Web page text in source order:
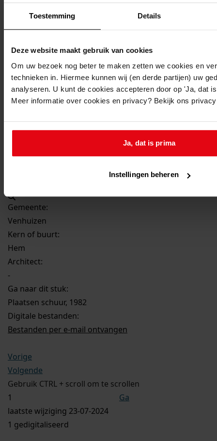
Toestemming Details
Deze website maakt gebruik van cookies
Om uw bezoek nog beter te maken zetten we cookies en
technieken in. Hiermee kunnen wij (en derde partijen) uw
analyseren. U kunt de cookies accepteren door op 'Ja, dat
Meer informatie over cookies en privacy? Bekijk ons
Ja, dat is prima
Instellingen beheren
Plaatsen schuur
02-03-1982
Adres:
Hem, Hertog Willemweg 48
Perceel:
Gemeente:
Venhuizen
Kern of buurt:
Hem
Architect:
-
Ga naar dit stuk:
Plaatsen schuur, 1982
Digitale bestanden:
Bestanden per e-mail ontvangen
Vorige
Volgende
Gebruik CTRL + scroll om te scrollen
Ga
laatste wijziging 23-07-2024
1 gedigitaliseerd